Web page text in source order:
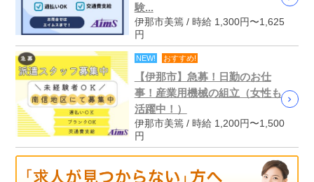
験...
伊那市美篶 / 時給 1,300円〜1,625
円
NEW! おすすめ!
【伊那市】急募！日勤のお仕
事！産業用機械の組立（女性も
活躍中！）
伊那市美篶 / 時給 1,200円〜1,500
円